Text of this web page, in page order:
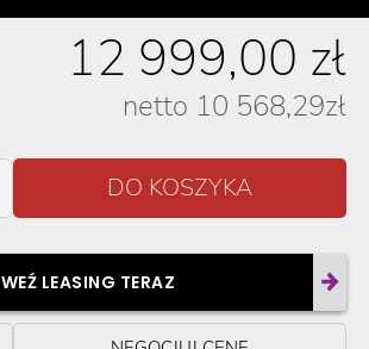
12 999,00 zł
netto 10 568,29zł
WEŹ LEASING TERAZ